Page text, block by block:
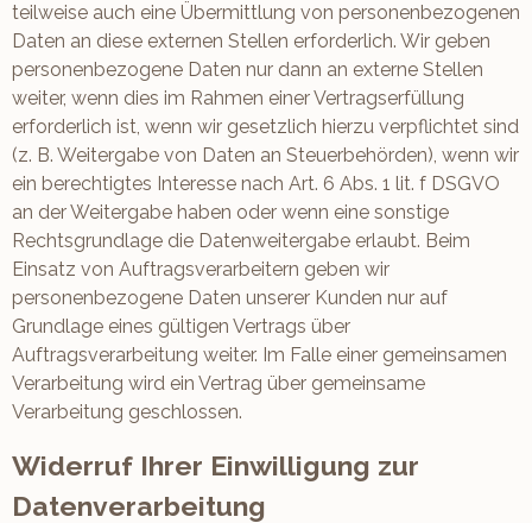
teilweise auch eine Übermittlung von personenbezogenen
Daten an diese externen Stellen erforderlich. Wir geben
personenbezogene Daten nur dann an externe Stellen
weiter, wenn dies im Rahmen einer Vertragserfüllung
erforderlich ist, wenn wir gesetzlich hierzu verpflichtet sind
(z. B. Weitergabe von Daten an Steuerbehörden), wenn wir
ein berechtigtes Interesse nach Art. 6 Abs. 1 lit. f DSGVO
an der Weitergabe haben oder wenn eine sonstige
Rechtsgrundlage die Datenweitergabe erlaubt. Beim
Einsatz von Auftragsverarbeitern geben wir
personenbezogene Daten unserer Kunden nur auf
Grundlage eines gültigen Vertrags über
Auftragsverarbeitung weiter. Im Falle einer gemeinsamen
Verarbeitung wird ein Vertrag über gemeinsame
Verarbeitung geschlossen.
Widerruf Ihrer Einwilligung zur
Datenverarbeitung